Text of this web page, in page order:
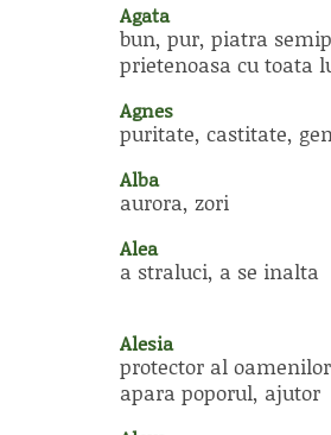
Agata
bun, pur, piatra
prietenoasa cu toata
Agnes
puritate, castitate,
Alba
aurora, zori
Alea
a straluci, a se inalta
Alesia
protector al
apara poporul, ajutor